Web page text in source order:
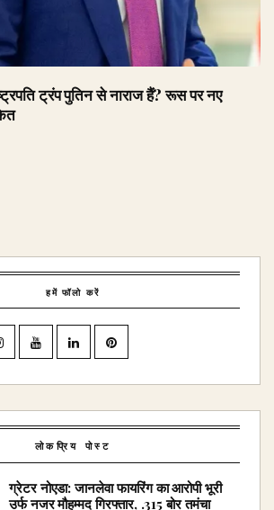
ट्रंप पुतिन से नाराज हैं? रूस पर नए
हमें फॉलो करें
लोकप्रिय पोस्ट
ग्रेटर नोएडा: जानलेवा फायरिंग का आरोपी भूरी
उर्फ नजर मौहम्मद गिरफ्तार, .315 बोर तमंचा